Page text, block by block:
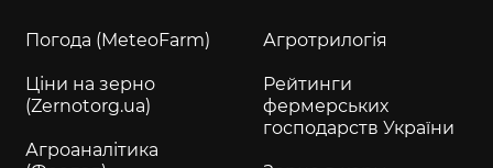
Погода (MeteoFarm)
Ціни на зерно
(Zernotorg.ua)
Агроаналітика
Агротрилогія
Рейтинги
фермерських
господарств України